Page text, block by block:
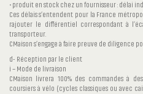
• produit en stock chez un fournisseur : délai
Ces délais s’entendent pour la France
rajouter le différentiel correspondant à
transporteur.
CMaison s’engage à faire preuve de diligence
d- Réception par le client
i – Mode de livraison
CMaison livrera 100% des commandes à
coursiers à vélo (cycles classiques ou avec